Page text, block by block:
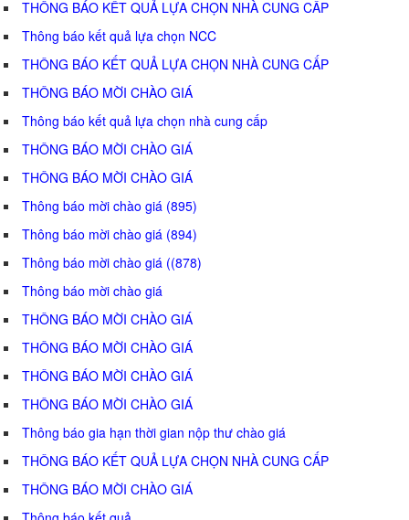
THÔNG BÁO KẾT QUẢ LỰA CHỌN NHÀ CUNG CẤP
Thông báo kết quả lựa chọn NCC
THÔNG BÁO KẾT QUẢ LỰA CHỌN NHÀ CUNG CẤP
THÔNG BÁO MỜI CHÀO GIÁ
Thông báo kết quả lựa chọn nhà cung cấp
THÔNG BÁO MỜI CHÀO GIÁ
THÔNG BÁO MỜI CHÀO GIÁ
Thông báo mời chào giá (895)
Thông báo mời chào giá (894)
Thông báo mời chào giá ((878)
Thông báo mời chào giá
THÔNG BÁO MỜI CHÀO GIÁ
THÔNG BÁO MỜI CHÀO GIÁ
THÔNG BÁO MỜI CHÀO GIÁ
THÔNG BÁO MỜI CHÀO GIÁ
Thông báo gia hạn thời gian nộp thư chào giá
THÔNG BÁO KẾT QUẢ LỰA CHỌN NHÀ CUNG CẤP
THÔNG BÁO MỜI CHÀO GIÁ